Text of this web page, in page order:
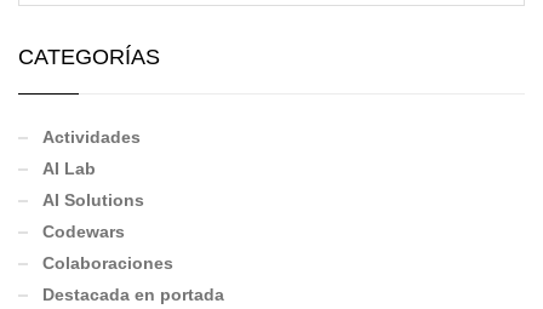
CATEGORÍAS
Actividades
AI Lab
AI Solutions
Codewars
Colaboraciones
Destacada en portada